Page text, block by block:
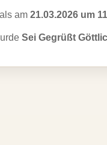
am 21.03.2026 um
Sei Gegrüßt